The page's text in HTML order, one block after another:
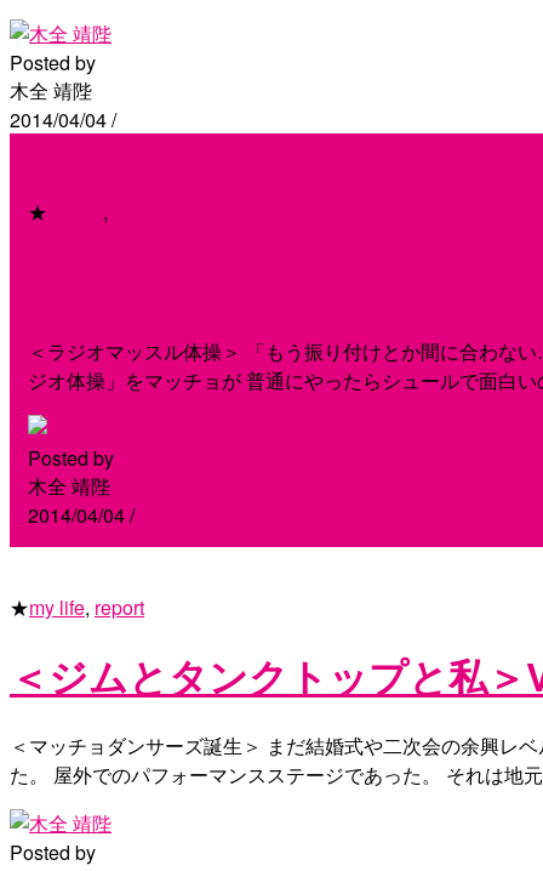
Posted by
木全 靖陛
2014/04/04/
★ ,
＜ラジオマッスル体操＞ 「もう振り付けとか間に合わな
ジオ体操」をマッチョが 普通にやったらシュールで面白
Posted by
木全 靖陛
2014/04/04/
★my life, report
＜ジムとタンクトップと私＞
＜マッチョダンサーズ誕生＞ まだ結婚式や二次会の余興レ
た。 屋外でのパフォーマンスステージであった。 それは地
Posted by